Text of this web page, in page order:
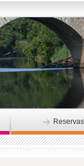
Reservas